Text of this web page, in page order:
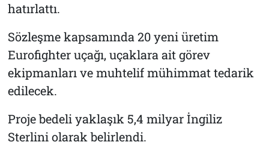
hatırlattı.
Sözleşme kapsamında 20 yeni üretim
Eurofighter uçağı, uçaklara ait görev
ekipmanları ve muhtelif mühimmat tedarik
edilecek.
Proje bedeli yaklaşık 5,4 milyar İngiliz
Sterlini olarak belirlendi.